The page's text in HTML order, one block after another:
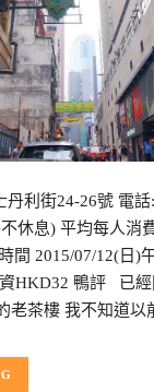
利街24-26號 電話
休息) 平均每人消
間 2015/07/12(日)
HKD32 鴨評 已
老茶樓 我不知道